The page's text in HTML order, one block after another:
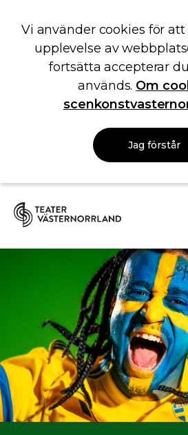
Vi använder cookies för
upplevelse av
fortsätta accepterar
används. Om
Jag förstår